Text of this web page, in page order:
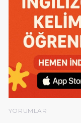
YORUMLAR